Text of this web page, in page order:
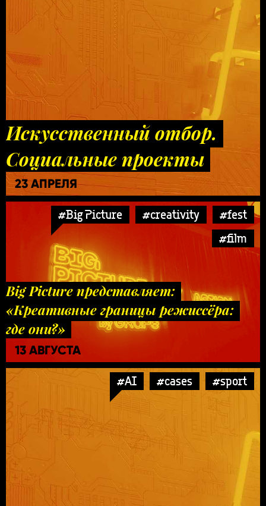
Искусственный отбор.
Социальные проекты
23 АПРЕЛЯ
#Big Picture #creativity
#fest
#film
Big Picture представляет:
«Креативные границы режиссёра:
где они?»
13 АВГУСТА
#AI #cases #sport